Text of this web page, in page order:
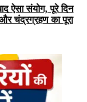
ऐसा संयोग, पूरे दिन
चंद्रग्रहण का पूरा